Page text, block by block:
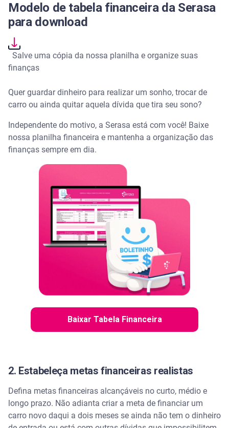
Modelo de tabela financeira da Serasa
para download
Salve uma cópia da nossa planilha e organize suas
finanças
Quer guardar dinheiro para realizar um sonho, trocar de
carro ou ainda quitar aquela dívida que tira seu sono?
Independente do motivo, a Serasa está com você! Baixe
nossa planilha financeira e mantenha a organização das
finanças sempre em dia.
Baixar Tabela Financeira
2. Estabeleça metas financeiras realistas
Defina metas financeiras alcançáveis no curto, médio e
longo prazo. Não adianta criar a meta de financiar um
carro novo daqui a dois meses se ainda não tem o dinheiro